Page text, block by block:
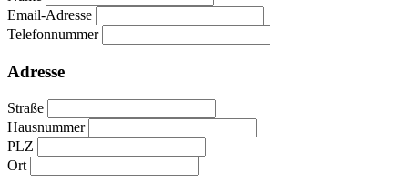
Email-Adresse
Telefonnummer
Adresse
Straße
Hausnummer
PLZ
Ort